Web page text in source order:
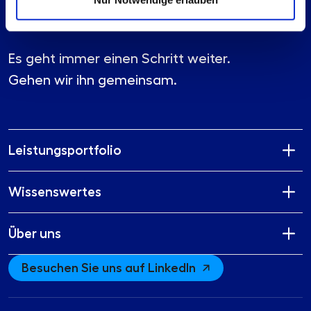
Es geht immer einen Schritt weiter.
Gehen wir ihn gemeinsam.
Leistungsportfolio
Wissenswertes
Über uns
Besuchen Sie uns auf LinkedIn